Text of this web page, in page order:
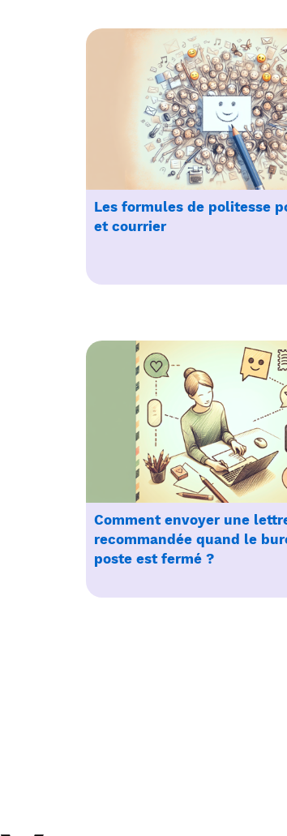
Les formules de politesse
et courrier
Comment envoyer une
recommandée quand le
poste est fermé ?